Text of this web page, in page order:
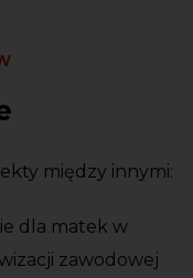
między innymi:
dla matek w
zawodowej